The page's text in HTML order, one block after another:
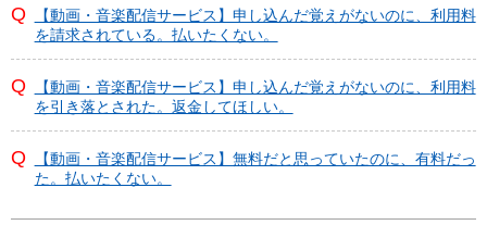
【動画・音楽配信サービス】申し込んだ覚えがないのに、利用料
を請求されている。払いたくない。
【動画・音楽配信サービス】申し込んだ覚えがないのに、利用料
を引き落とされた。返金してほしい。
【動画・音楽配信サービス】無料だと思っていたのに、有料だっ
た。払いたくない。